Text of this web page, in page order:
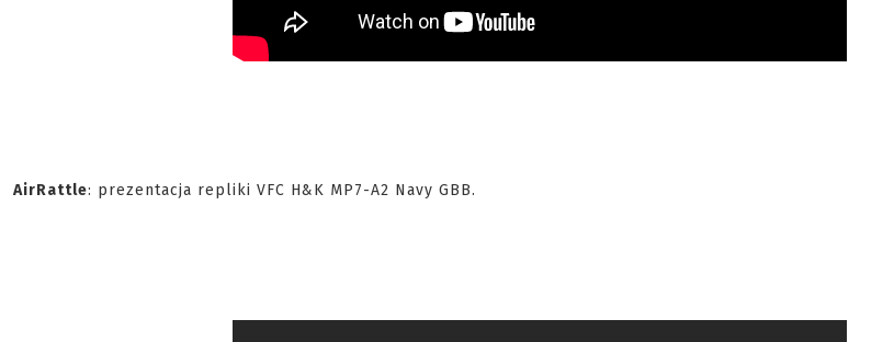
AirRattle: prezentacja repliki VFC H&K MP7-A2 Navy GBB.